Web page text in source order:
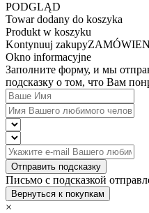
PODGLĄD
Towar dodany do koszyka
Produkt w koszyku
Kontynuuj zakupy
Okno informacyjne
Заполните форму, и мы
подсказку о том, что Вам
Отправить подсказку
Письмо с подсказкой
Вернуться к покупкам
×